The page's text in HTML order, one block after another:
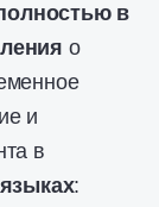
в
о
и
в
: